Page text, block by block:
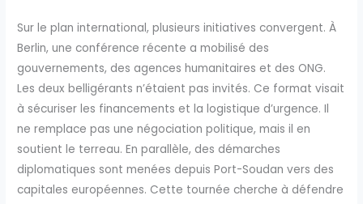
Sur le plan international, plusieurs initiatives convergent. À
Berlin, une conférence récente a mobilisé des
gouvernements, des agences humanitaires et des ONG.
Les deux belligérants n’étaient pas invités. Ce format visait
à sécuriser les financements et la logistique d’urgence. Il
ne remplace pas une négociation politique, mais il en
soutient le terreau. En parallèle, des démarches
diplomatiques sont menées depuis Port-Soudan vers des
capitales européennes. Cette tournée cherche à défendre